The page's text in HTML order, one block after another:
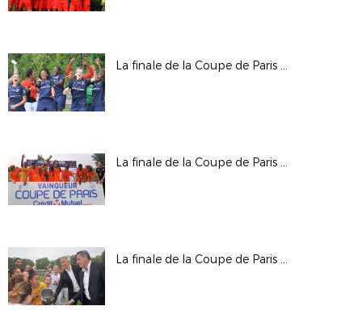
La finale de la Coupe de Paris Crédit Mutuel IDF U16 féminines
La finale de la Coupe de Paris Crédit Mutuel IDF U15 garçons
La finale de la Coupe de Paris Crédit Mutuel féminines seniors